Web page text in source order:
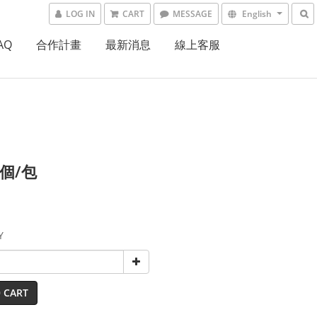
LOG IN CART MESSAGE English
合作計畫 最新消息 線上客服
/包